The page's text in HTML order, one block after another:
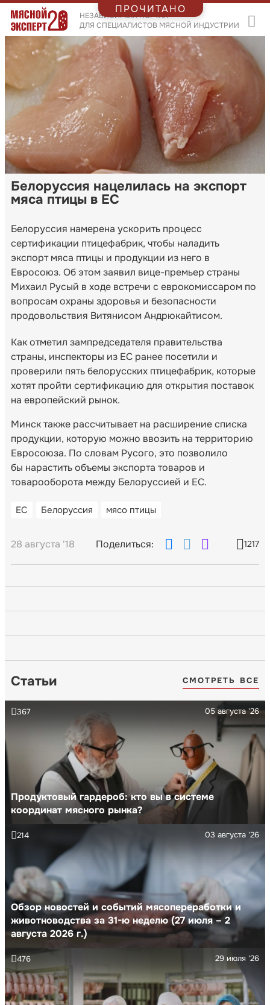
НЕЗАВИСИМЫЙ ПОРТАЛ
ДЛЯ СПЕЦИАЛИСТОВ МЯСНОЙ ИНДУСТРИИ
Белоруссия нацелилась на экспорт
мяса птицы в ЕС
Белоруссия намерена ускорить процесс
сертификации птицефабрик, чтобы наладить
экспорт мяса птицы и продукции из него в
Евросоюз. Об этом заявил вице-премьер страны
Михаил Русый в ходе встречи с еврокомиссаром по
вопросам охраны здоровья и безопасности
продовольствия Витянисом Андрюкайтисом.
Как отметил зампредседателя правительства
страны, инспекторы из ЕС ранее посетили и
проверили пять белорусских птицефабрик, которые
хотят пройти сертификацию для открытия поставок
на европейский рынок.
Минск также рассчитывает на расширение списка
продукции, которую можно ввозить на территорию
Евросоюза. По словам Русого, это позволило
бы нарастить объемы экспорта товаров и
товарооборота между Белоруссией и ЕС.
ЕС Белоруссия мясо птицы
28 августа '18 Поделиться: 1217
Статьи СМОТРЕТЬ ВСЕ
Продуктовый гардероб: кто вы в системе
координат мясного рынка?
05 августа '26
367
Обзор новостей и событий мясопереработки и
животноводства за 31-ю неделю (27 июля – 2
августа 2026 г.)
03 августа '26
214
29 июля '26
476
ПРОЧИТАНО